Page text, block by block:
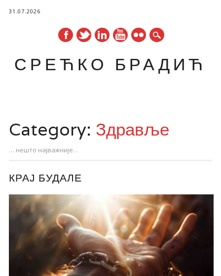
31.07.2026
СРЕЋКО БРАДИЋ
content
Category: Здравље
… нешто најважније…
КРАЈ БУДАЛЕ